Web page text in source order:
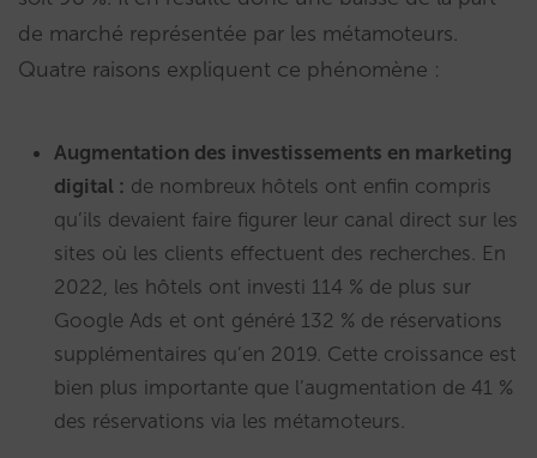
de marché représentée par les métamoteurs.
Quatre raisons expliquent ce phénomène :
Augmentation des investissements en marketing
digital : de nombreux hôtels ont enfin compris
qu’ils devaient faire figurer leur canal direct sur les
sites où les clients effectuent des recherches. En
2022, les hôtels ont investi 114 % de plus sur
Google Ads et ont généré 132 % de réservations
supplémentaires qu’en 2019. Cette croissance est
bien plus importante que l’augmentation de 41 %
des réservations via les métamoteurs.